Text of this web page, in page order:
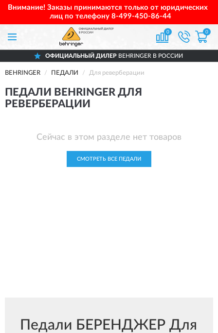
Внимание! Заказы принимаются только от юридических
лиц по телефону 8-499-450-86-44
0 0
ОФИЦИАЛЬНЫЙ ДИЛЕР BEHRINGER В РОССИИ
BEHRINGER ПЕДАЛИ Для реверберации
ПЕДАЛИ BEHRINGER ДЛЯ
РЕВЕРБЕРАЦИИ
Сейчас в этом разделе нет товаров
СМОТРЕТЬ ВСЕ ПЕДАЛИ
Педали БЕРЕНДЖЕР Для